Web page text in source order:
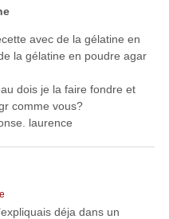
avec de la gélatine en
la gélatine en poudre agar
dois je la faire fondre et
comme vous?
laurence
déja dans un